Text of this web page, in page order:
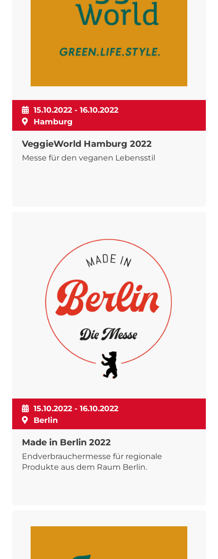
15.10.2022 - 16.10.2022
Hamburg
VeggieWorld Hamburg 2022
Messe für den veganen Lebensstil
15.10.2022 - 16.10.2022
Berlin
Made in Berlin 2022
Endverbrauchermesse für regionale
Produkte aus dem Raum Berlin.